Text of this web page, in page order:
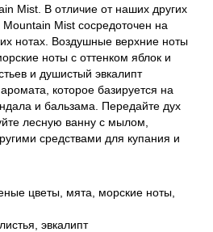
Mist. В отличие от наших других
Mist сосредоточен на
нотах. Воздушные верхние ноты
ноты с оттенком яблок и
и душистый эвкалипт
которое базируется на
и бальзама. Передайте дух
лесную ванну с мылом,
средствами для купания и
цветы, мята, морские ноты,
эвкалипт